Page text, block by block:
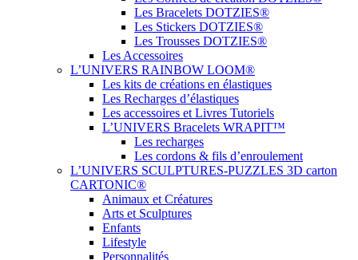
Les Bracelets DOTZIES®
Les Stickers DOTZIES®
Les Trousses DOTZIES®
Les Accessoires
L’UNIVERS RAINBOW LOOM®
Les kits de créations en élastiques
Les Recharges d’élastiques
Les accessoires et Livres Tutoriels
L’UNIVERS Bracelets WRAPIT™
Les recharges
Les cordons & fils d’enroulement
L’UNIVERS SCULPTURES-PUZZLES 3D carton
CARTONIC®
Animaux et Créatures
Arts et Sculptures
Enfants
Lifestyle
Personnalités